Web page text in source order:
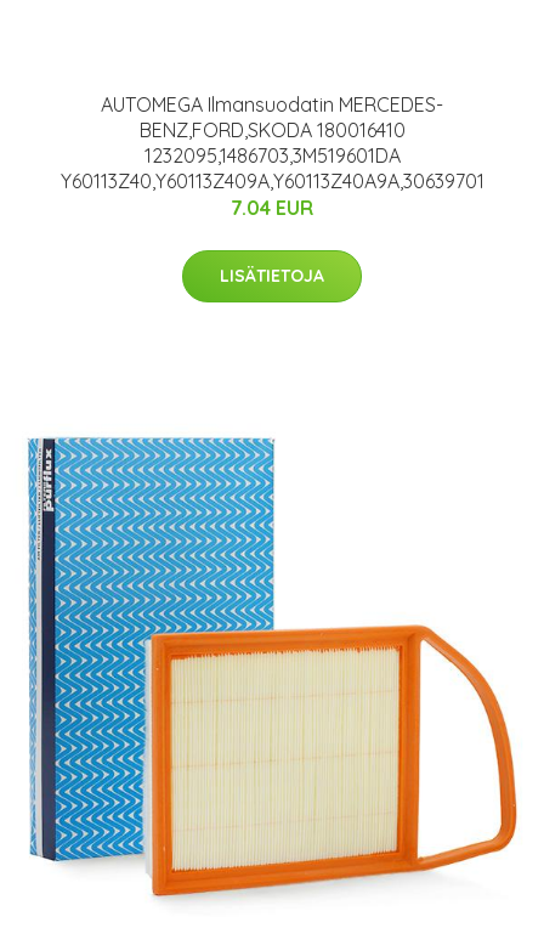
AUTOMEGA Ilmansuodatin MERCEDES-
BENZ,FORD,SKODA 180016410
1232095,1486703,3M519601DA
Y60113Z40,Y60113Z409A,Y60113Z40A9A,30639701
7.04 EUR
LISÄTIETOJA